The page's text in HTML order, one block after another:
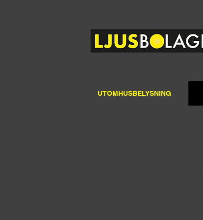
UTOMHUSBELYSNING